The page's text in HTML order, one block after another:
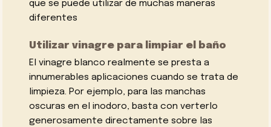
que se puede utilizar de muchas maneras
diferentes
Utilizar vinagre para limpiar el baño
El vinagre blanco realmente se presta a
innumerables aplicaciones cuando se trata de
limpieza. Por ejemplo, para las manchas
oscuras en el inodoro, basta con verterlo
generosamente directamente sobre las